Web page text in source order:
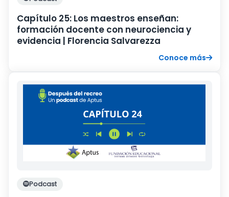
Capítulo 25: Los maestros enseñan:
formación docente con neurociencia y
evidencia | Florencia Salvarezza
Conoce más
Podcast